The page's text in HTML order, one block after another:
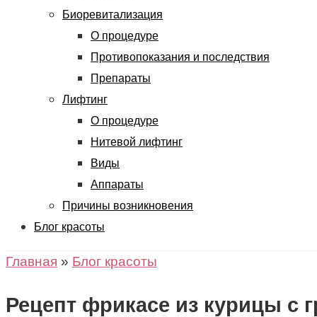
Биоревитализация
О процедуре
Противопоказания и последствия
Препараты
Лифтинг
О процедуре
Нитевой лифтинг
Виды
Аппараты
Причины возникновения
Блог красоты
Главная » Блог красоты
Рецепт фрикасе из курицы с